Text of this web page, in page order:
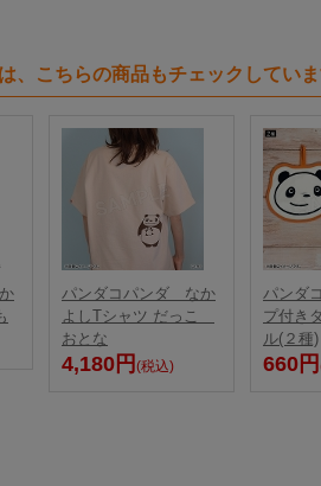
、こちらの商品もチェックしていま
パンダコパンダ なか
よしTシャツ だっこ
おとな
4,180円 (税込)
パンダ
プ付き
ル(２種)
660円